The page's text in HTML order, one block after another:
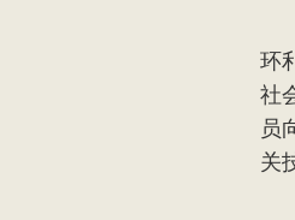
环
社
员
关